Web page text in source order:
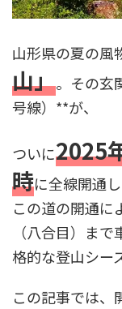
山形県の夏の風
山」。その玄
号線）**が、
ついに2025
時に全線開通し
この道の開通に
（八合目）ま
格的な登山シー
この記事では、